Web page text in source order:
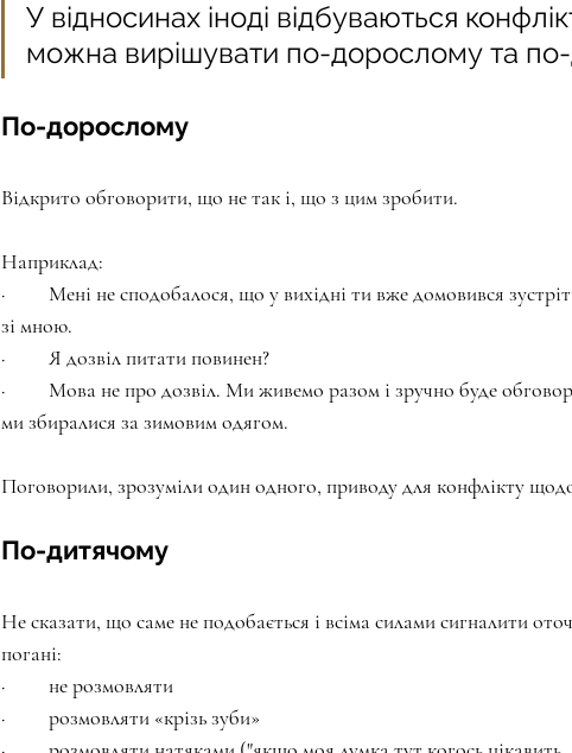
У відносинах іноді відбуваються
можна вирішувати по-дорослому та
По-дорослому
Відкрито обговорити, що не так і, що з цим зробити.
Наприклад:
·         Мені не сподобалося, що у вихідні ти вже домовився
зі мною.
·         Я дозвіл питати повинен?
·         Мова не про дозвіл. Ми живемо разом і зручно буде
ми збиралися за зимовим одягом.
Поговорили, зрозуміли один одного, приводу для конфлікту
По-дитячому
Не сказати, що саме не подобається і всіма силами сигналити
погані:
·         не розмовляти
·         розмовляти «крізь зуби»